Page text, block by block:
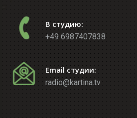
В студию:
+49 6987407838
Email студии:
radio@kartina.tv